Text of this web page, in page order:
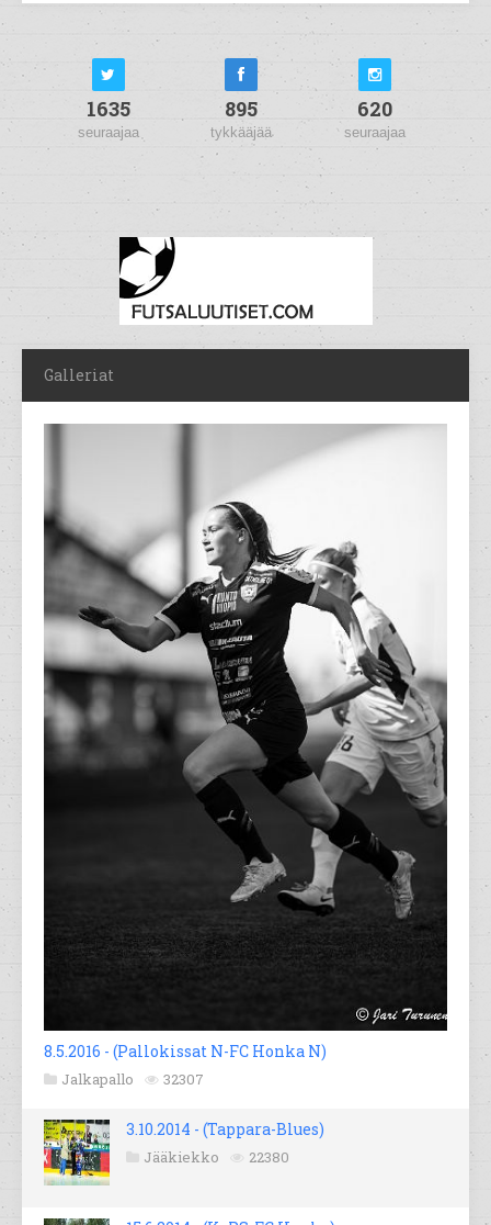
1635
seuraajaa
895
tykkääjää
620
seuraajaa
Galleriat
8.5.2016 - (Pallokissat N-FC Honka N)
Jalkapallo 32307
3.10.2014 - (Tappara-Blues)
Jääkiekko 22380